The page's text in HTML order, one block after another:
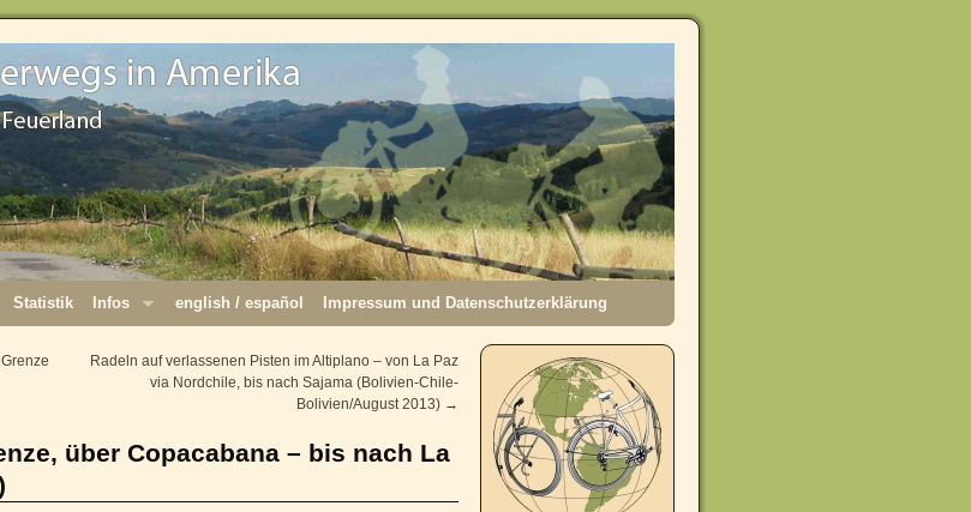
Statistik Infos english / español Impressum und Datenschutzerklärung
Radeln auf verlassenen Pisten im Altiplano – von La Paz
via Nordchile, bis nach Sajama (Bolivien-Chile-
Bolivien/August 2013) →
über Copacabana – bis nach La